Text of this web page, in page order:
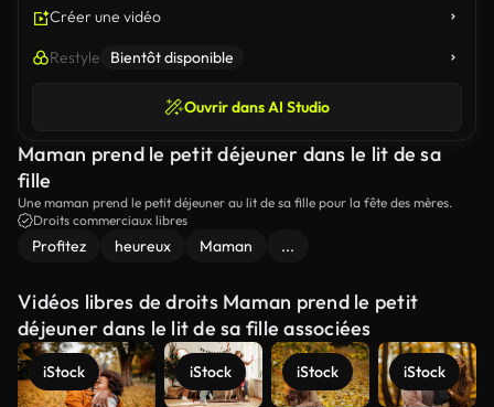
Créer une vidéo
Restyle Bientôt disponible
Ouvrir dans AI Studio
Maman prend le petit déjeuner dans le lit de sa
fille
Une maman prend le petit déjeuner au lit de sa fille pour la fête des mères.
Droits commerciaux libres
Profitez heureux Maman ...
Vidéos libres de droits Maman prend le petit
déjeuner dans le lit de sa fille associées
iStock iStock iStock iStock